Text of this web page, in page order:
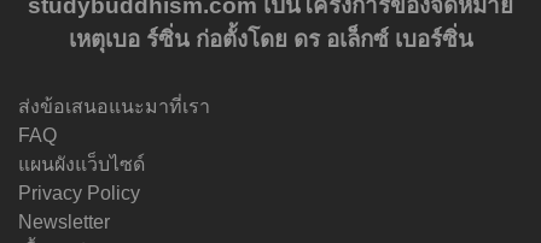
studybuddhism.com เป็นโครงการของจดหมาย
เหตุเบอ ร์ซิ่น ก่อตั้งโดย ดร อเล็กซ์ เบอร์ซิ่น
ส่งข้อเสนอแนะมาที่เรา
FAQ
แผนผังแว็บไซด์
Privacy Policy
Newsletter